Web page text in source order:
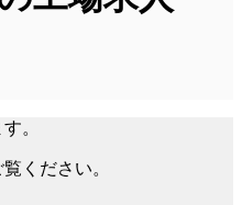
。
ください。